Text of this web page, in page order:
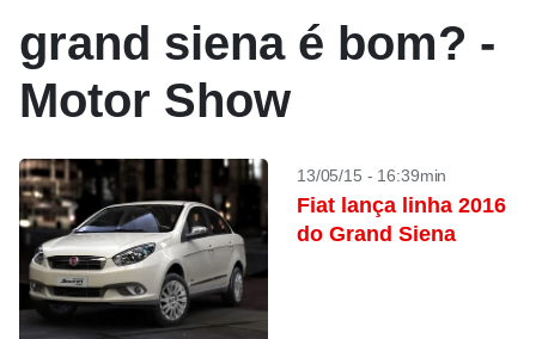
grand siena é bom? -
Motor Show
13/05/15 - 16:39min
Fiat lança linha 2016
do Grand Siena